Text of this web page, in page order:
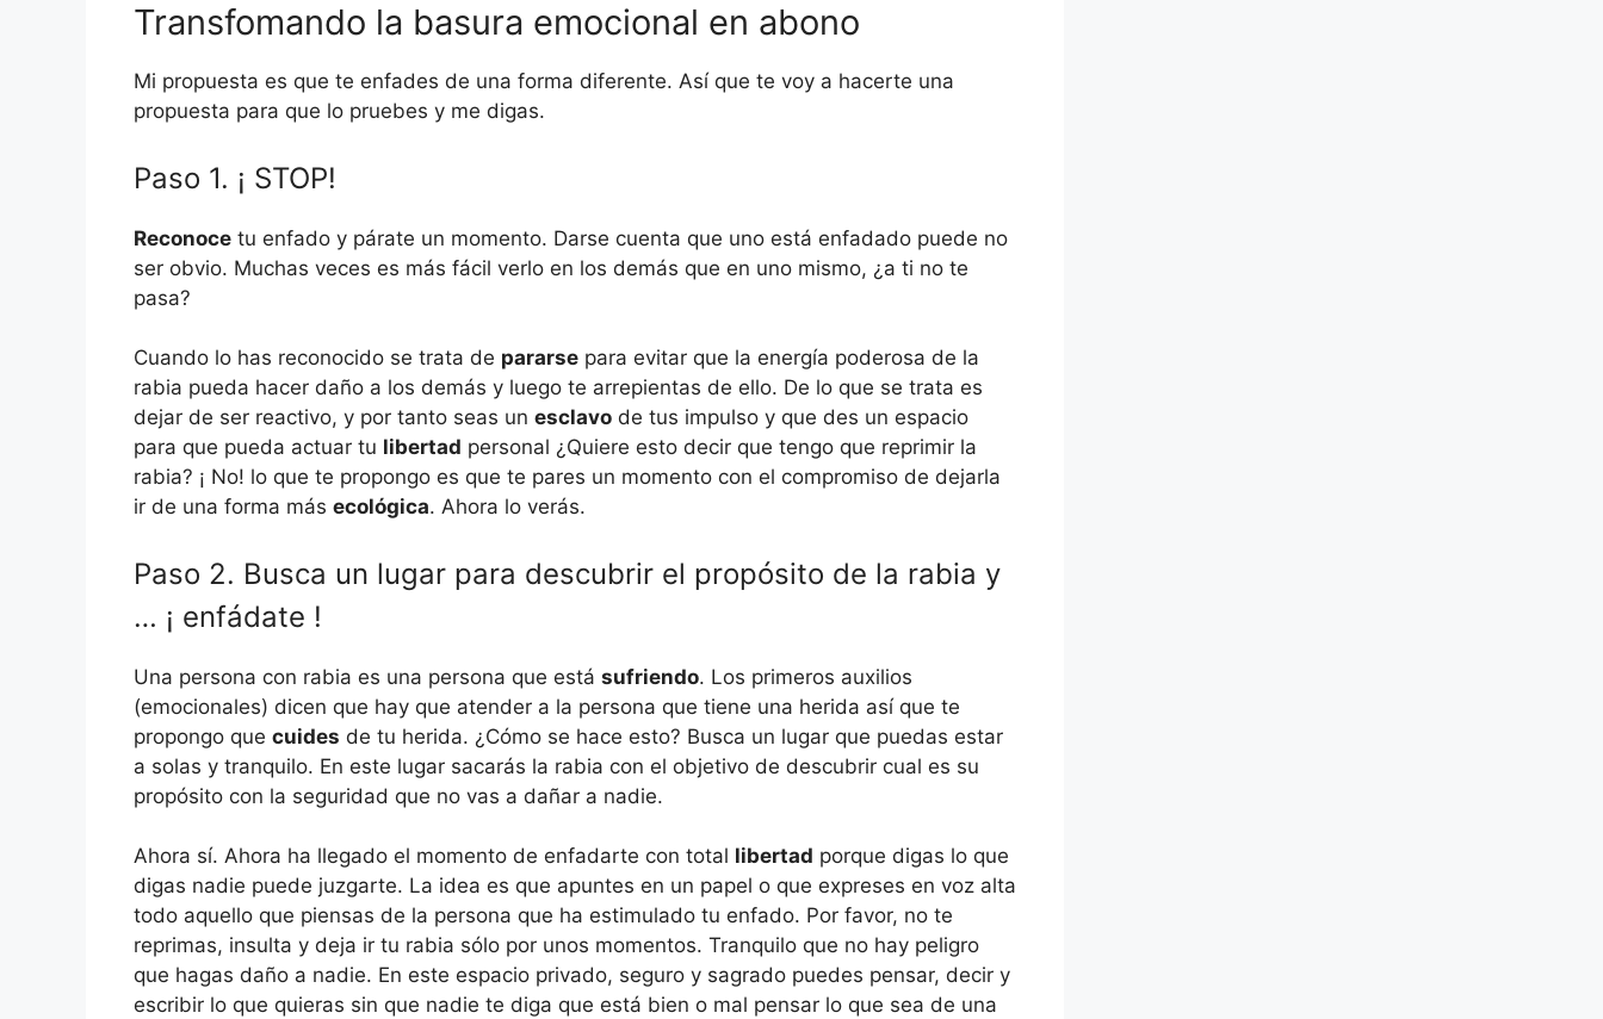
Transfomando la basura emocional en abono
Mi propuesta es que te enfades de una forma diferente. Así que te voy a hacerte una
propuesta para que lo pruebes y me digas.
Paso 1. ¡ STOP!
Reconoce tu enfado y párate un momento. Darse cuenta que uno está enfadado puede no
ser obvio. Muchas veces es más fácil verlo en los demás que en uno mismo, ¿a ti no te
pasa?
Cuando lo has reconocido se trata de pararse para evitar que la energía poderosa de la
rabia pueda hacer daño a los demás y luego te arrepientas de ello. De lo que se trata es
dejar de ser reactivo, y por tanto seas un esclavo de tus impulso y que des un espacio
para que pueda actuar tu libertad personal ¿Quiere esto decir que tengo que reprimir la
rabia? ¡ No! lo que te propongo es que te pares un momento con el compromiso de dejarla
ir de una forma más ecológica. Ahora lo verás.
Paso 2. Busca un lugar para descubrir el propósito de la rabia y
… ¡ enfádate !
Una persona con rabia es una persona que está sufriendo. Los primeros auxilios
(emocionales) dicen que hay que atender a la persona que tiene una herida así que te
propongo que cuides de tu herida. ¿Cómo se hace esto? Busca un lugar que puedas estar
a solas y tranquilo. En este lugar sacarás la rabia con el objetivo de descubrir cual es su
propósito con la seguridad que no vas a dañar a nadie.
Ahora sí. Ahora ha llegado el momento de enfadarte con total libertad porque digas lo que
digas nadie puede juzgarte. La idea es que apuntes en un papel o que expreses en voz alta
todo aquello que piensas de la persona que ha estimulado tu enfado. Por favor, no te
reprimas, insulta y deja ir tu rabia sólo por unos momentos. Tranquilo que no hay peligro
que hagas daño a nadie. En este espacio privado, seguro y sagrado puedes pensar, decir y
escribir lo que quieras sin que nadie te diga que está bien o mal pensar lo que sea de una